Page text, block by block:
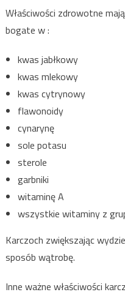
Właściwości zdrowotne
bogate w :
kwas jabłkowy
kwas mlekowy
kwas cytrynowy
flawonoidy
cynarynę
sole potasu
sterole
garbniki
witaminę A
wszystkie witaminy z
Karczoch zwiększając
sposób wątrobę.
Inne ważne właściwości